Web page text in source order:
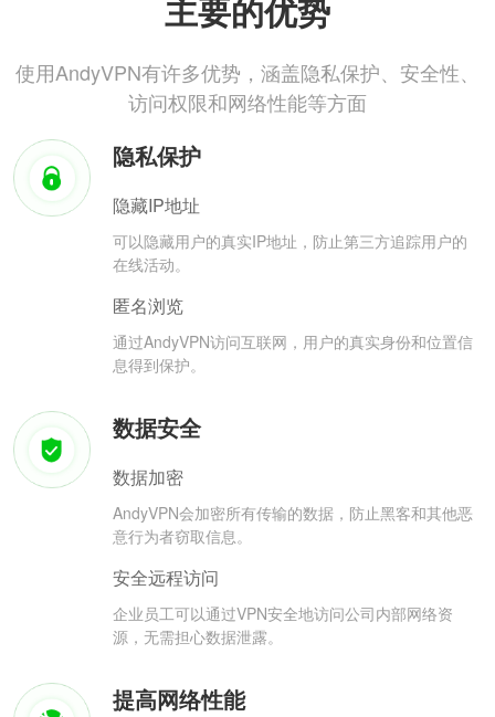
主要的优势
使用AndyVPN有许多优势，涵盖隐私保护、安全性、
访问权限和网络性能等方面
隐私保护
隐藏IP地址
可以隐藏用户的真实IP地址，防止第三方追踪用户的
在线活动。
匿名浏览
通过AndyVPN访问互联网，用户的真实身份和位置信
息得到保护。
数据安全
数据加密
AndyVPN会加密所有传输的数据，防止黑客和其他恶
意行为者窃取信息。
安全远程访问
企业员工可以通过VPN安全地访问公司内部网络资
源，无需担心数据泄露。
提高网络性能